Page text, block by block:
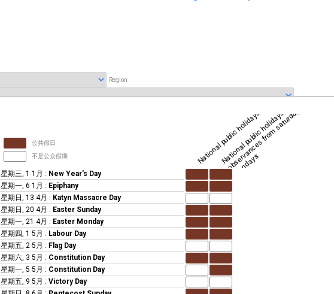
Region
公共假日
不是公众假期
National public holidays
N
a
ti
o
n
al
p
u
bli
c
h
oli
d
a
y
s,
wi
t
h
o
b
s
e
r
v
a
n
c
e
s
f
r
o
m
s
a
t
u
r
d
a
y
s
t
o
m
o
n
d
a
y
s
星期三, 1 1月 : New Year's Day
星期一, 6 1月 : Epiphany
星期日, 13 4月 : Katyn Massacre Day
星期日, 20 4月 : Easter Sunday
星期一, 21 4月 : Easter Monday
星期四, 1 5月 : Labour Day
星期五, 2 5月 : Flag Day
星期六, 3 5月 : Constitution Day
星期一, 5 5月 : Constitution Day
星期五, 9 5月 : Victory Day